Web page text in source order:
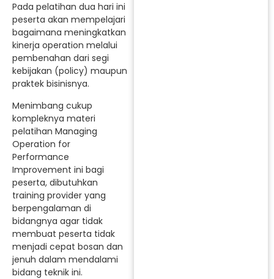
Pada pelatihan dua hari ini
peserta akan mempelajari
bagaimana meningkatkan
kinerja operation melalui
pembenahan dari segi
kebijakan (policy) maupun
praktek bisinisnya.
Menimbang cukup
kompleknya materi
pelatihan Managing
Operation for
Performance
Improvement ini bagi
peserta, dibutuhkan
training provider yang
berpengalaman di
bidangnya agar tidak
membuat peserta tidak
menjadi cepat bosan dan
jenuh dalam mendalami
bidang teknik ini.